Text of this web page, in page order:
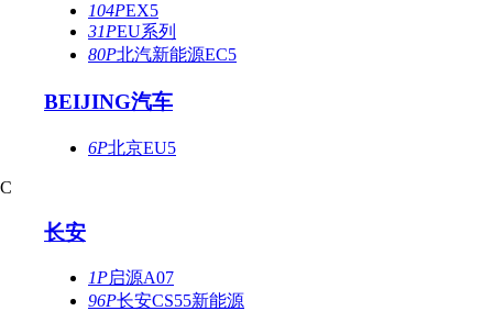
104PEX5
31PEU系列
80P北汽新能源EC5
BEIJING汽车
6P北京EU5
C
长安
1P启源A07
96P长安CS55新能源